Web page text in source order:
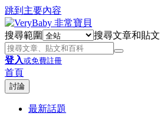
跳到主要內容
搜尋範圍 搜尋文章和貼文
登入或免費註冊
首頁
討論
最新話題